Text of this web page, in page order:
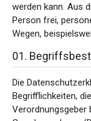
werden kann. Aus
Person frei,
Wegen,
01.
Die
Begrifflichkeiten,
Verordnungsgeber